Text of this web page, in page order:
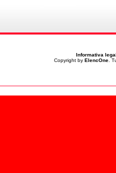
Informativa
Copyright by ElencOne.